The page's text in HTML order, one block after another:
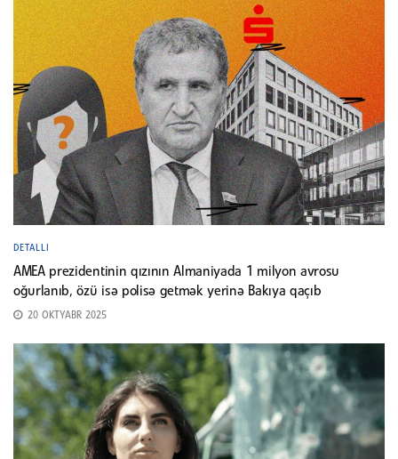
DETALLI
AMEA prezidentinin qızının Almaniyada 1 milyon avrosu
oğurlanıb, özü isə polisə getmək yerinə Bakıya qaçıb
20 OKTYABR 2025